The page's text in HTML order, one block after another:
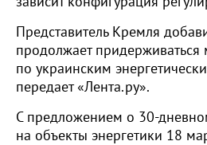
Представитель Кремля
продолжает
по украинским
передает «Лента.ру».
С предложением о 30-
на объекты энергетики 18